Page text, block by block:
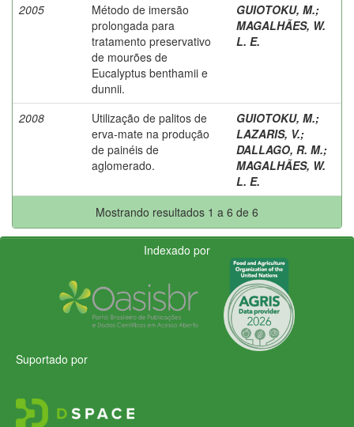
2005
Método de imersão
prolongada para
tratamento preservativo
de mourões de
Eucalyptus benthamii e
dunnii.
GUIOTOKU, M.;
MAGALHÃES, W.
L. E.
2008
Utilização de palitos de
erva-mate na produção
de painéis de
aglomerado.
GUIOTOKU, M.;
LAZARIS, V.;
DALLAGO, R. M.;
MAGALHÃES, W.
L. E.
Mostrando resultados 1 a 6 de 6
Indexado por
Suportado por